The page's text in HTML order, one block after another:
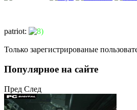
patriot:
Только зарегистрированые
Популярное на сайте
Пред След